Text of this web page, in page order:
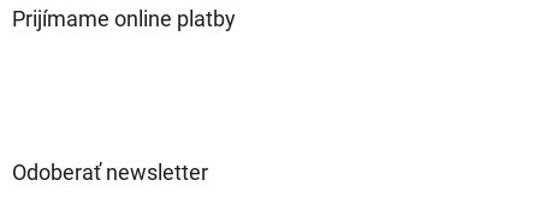
Prijímame online platby
Odoberať newsletter